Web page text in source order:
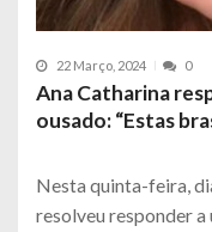
22 Março, 2024 0
Ana Catharina
ousado: “Estas
Nesta quinta-feira,
resolveu responder